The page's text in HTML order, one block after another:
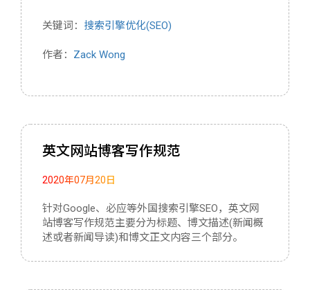
关键词： 搜索引擎优化(SEO)
作者： Zack Wong
英文网站博客写作规范
2020年07月20日
针对Google、必应等外国搜索引擎SEO，英文网
站博客写作规范主要分为标题、博文描述(新闻概
述或者新闻导读)和博文正文内容三个部分。